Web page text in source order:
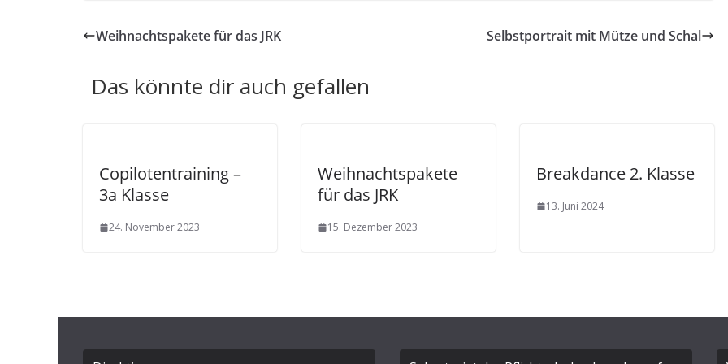
Weihnachtspakete für das JRK Selbstportrait mit Mütze und Schal
Das könnte dir auch gefallen
Copilotentraining –
3a Klasse
24. November 2023
Weihnachtspakete
für das JRK
15. Dezember 2023
Breakdance 2. Klasse
13. Juni 2024